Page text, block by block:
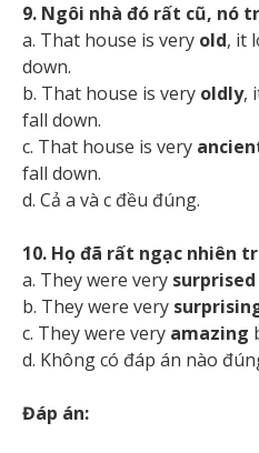
9. Ngôi nhà đó rất cũ, nó
a. That house is very old, it
down.
b. That house is very oldly,
fall down.
c. That house is very
fall down.
d. Cả a và c đều đúng.
10. Họ đã rất ngạc nhiên
a. They were very surprised
b. They were very
c. They were very amazing
d. Không có đáp án nào
Đáp án: